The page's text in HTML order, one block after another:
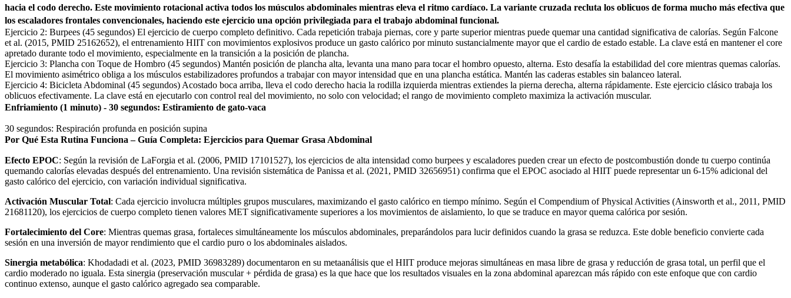
hacia el codo derecho. Este movimiento rotacional activa todos los músculos abdominales mientras eleva el ritmo cardíaco. La variante cruzada recluta los oblicuos de forma mucho más efectiva que
los escaladores frontales convencionales, haciendo este ejercicio una opción privilegiada para el trabajo abdominal funcional.
Ejercicio 2: Burpees (45 segundos) El ejercicio de cuerpo completo definitivo. Cada repetición trabaja piernas, core y parte superior mientras puede quemar una cantidad significativa de calorías. Según Falcone
et al. (2015, PMID 25162652), el entrenamiento HIIT con movimientos explosivos produce un gasto calórico por minuto sustancialmente mayor que el cardio de estado estable. La clave está en mantener el core
apretado durante todo el movimiento, especialmente en la transición a la posición de plancha.
Ejercicio 3: Plancha con Toque de Hombro (45 segundos) Mantén posición de plancha alta, levanta una mano para tocar el hombro opuesto, alterna. Esto desafía la estabilidad del core mientras quemas calorías.
El movimiento asimétrico obliga a los músculos estabilizadores profundos a trabajar con mayor intensidad que en una plancha estática. Mantén las caderas estables sin balanceo lateral.
Ejercicio 4: Bicicleta Abdominal (45 segundos) Acostado boca arriba, lleva el codo derecho hacia la rodilla izquierda mientras extiendes la pierna derecha, alterna rápidamente. Este ejercicio clásico trabaja los
oblicuos efectivamente. La clave está en ejecutarlo con control real del movimiento, no solo con velocidad; el rango de movimiento completo maximiza la activación muscular.
Enfriamiento (1 minuto) - 30 segundos: Estiramiento de gato-vaca
30 segundos: Respiración profunda en posición supina
Por Qué Esta Rutina Funciona – Guía Completa: Ejercicios para Quemar Grasa Abdominal
Efecto EPOC: Según la revisión de LaForgia et al. (2006, PMID 17101527), los ejercicios de alta intensidad como burpees y escaladores pueden crear un efecto de postcombustión donde tu cuerpo continúa
quemando calorías elevadas después del entrenamiento. Una revisión sistemática de Panissa et al. (2021, PMID 32656951) confirma que el EPOC asociado al HIIT puede representar un 6-15% adicional del
gasto calórico del ejercicio, con variación individual significativa.
Activación Muscular Total: Cada ejercicio involucra múltiples grupos musculares, maximizando el gasto calórico en tiempo mínimo. Según el Compendium of Physical Activities (Ainsworth et al., 2011, PMID
21681120), los ejercicios de cuerpo completo tienen valores MET significativamente superiores a los movimientos de aislamiento, lo que se traduce en mayor quema calórica por sesión.
Fortalecimiento del Core: Mientras quemas grasa, fortaleces simultáneamente los músculos abdominales, preparándolos para lucir definidos cuando la grasa se reduzca. Este doble beneficio convierte cada
sesión en una inversión de mayor rendimiento que el cardio puro o los abdominales aislados.
Sinergia metabólica: Khodadadi et al. (2023, PMID 36983289) documentaron en su metaanálisis que el HIIT produce mejoras simultáneas en masa libre de grasa y reducción de grasa total, un perfil que el
cardio moderado no iguala. Esta sinergia (preservación muscular + pérdida de grasa) es la que hace que los resultados visuales en la zona abdominal aparezcan más rápido con este enfoque que con cardio
continuo extenso, aunque el gasto calórico agregado sea comparable.